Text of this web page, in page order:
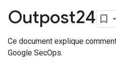
Outpost24
Ce document explique
Google SecOps.